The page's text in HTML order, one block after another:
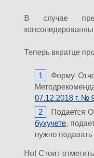
В случае
Теперь вкратце
Форму
07.12.2018 г. №
Подается
бухучете,
нужно
Но! Стоит